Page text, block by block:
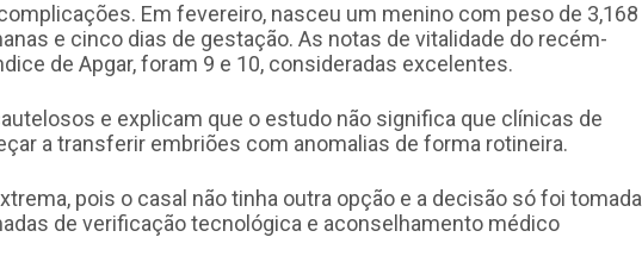
Em fevereiro, nasceu um menino com peso de 3,168
e cinco dias de gestação. As notas de vitalidade do recém-
de Apgar, foram 9 e 10, consideradas excelentes.
e explicam que o estudo não significa que clínicas de
a transferir embriões com anomalias de forma rotineira.
pois o casal não tinha outra opção e a decisão só foi tomada
de verificação tecnológica e aconselhamento médico